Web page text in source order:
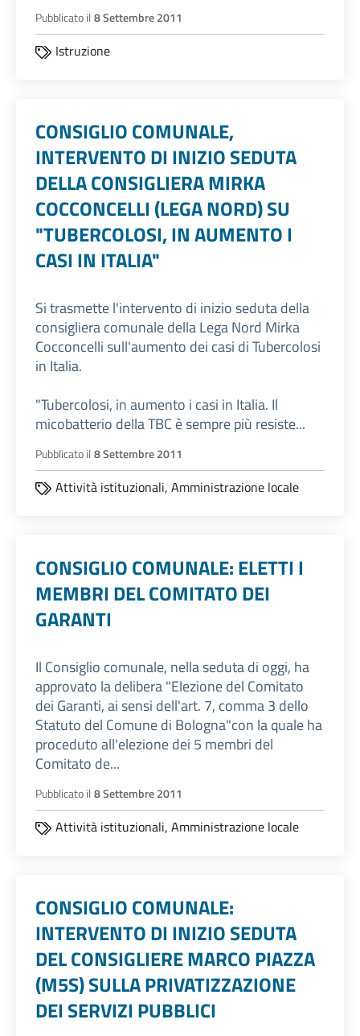
Pubblicato il 8 Settembre 2011
Istruzione
CONSIGLIO COMUNALE,
INTERVENTO DI INIZIO SEDUTA
DELLA CONSIGLIERA MIRKA
COCCONCELLI (LEGA NORD) SU
"TUBERCOLOSI, IN AUMENTO I
CASI IN ITALIA"
Si trasmette l'intervento di inizio seduta della
consigliera comunale della Lega Nord Mirka
Cocconcelli sull'aumento dei casi di Tubercolosi
in Italia.
"Tubercolosi, in aumento i casi in Italia. Il
micobatterio della TBC è sempre più resiste...
Pubblicato il 8 Settembre 2011
Attività istituzionali, Amministrazione locale
CONSIGLIO COMUNALE: ELETTI I
MEMBRI DEL COMITATO DEI
GARANTI
Il Consiglio comunale, nella seduta di oggi, ha
approvato la delibera "Elezione del Comitato
dei Garanti, ai sensi dell'art. 7, comma 3 dello
Statuto del Comune di Bologna"con la quale ha
proceduto all'elezione dei 5 membri del
Comitato de...
Pubblicato il 8 Settembre 2011
Attività istituzionali, Amministrazione locale
CONSIGLIO COMUNALE:
INTERVENTO DI INIZIO SEDUTA
DEL CONSIGLIERE MARCO PIAZZA
(M5S) SULLA PRIVATIZZAZIONE
DEI SERVIZI PUBBLICI